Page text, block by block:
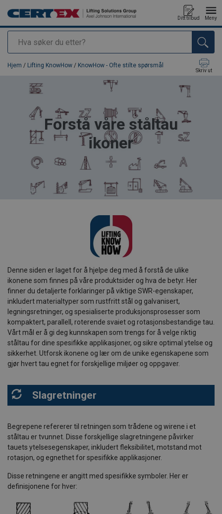
Søk
Ditt tilbud Meny
Produkt lagt i din handlekurv
Hjem / Lifting KnowHow / KnowHow - Ofte stilte spørsmål
Skriv ut
Forstå våre ståltau
ikoner
Denne siden er laget for å hjelpe deg med å forstå de ulike
ikonene som finnes på våre produktsider og hva de betyr. Her
finner du detaljerte forklaringer på viktige SWR-egenskaper,
inkludert materialtyper som rustfritt stål og galvanisert,
legningsretninger, og spesialiserte produksjonsprosesser som
kompaktert, parallell, roterende svaiet og rotasjonsbestandige tau.
Vårt mål er å gi deg kunnskapen som trengs for å velge riktig
ståltau for dine spesifikke applikasjoner, og sikre optimal ytelse og
sikkerhet. Utforsk ikonene og lær om de unike egenskapene som
gjør hvert tau egnet for forskjellige miljøer og oppgaver.
Slagretninger
Begrepene refererer til retningen som trådene og wirene i et
ståltau er tvunnet. Disse forskjellige slagretningene påvirker
tauets ytelsesegenskaper, inkludert fleksibilitet, motstand mot
rotasjon, og egnethet for spesifikke applikasjoner.
Disse retningene er angitt med spesifikke symboler. Her er
definisjonene for hver: